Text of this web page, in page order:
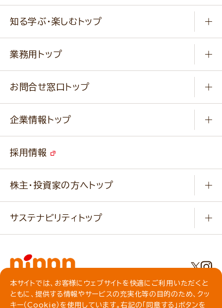
健康食品・他
新商品・リニューアル商品
通販サイト一覧
作り方動画
みなさまのレシピはこちら
知る学ぶ・楽しむトップ
ふっくらパンをつくりましょう
キャンペーン
業務用トップ
ニップンの アマニ 業務用サイト
ベジカフェブランドサイト
お問合せ窓口トップ
改善事例
業務用商品のお問合せ
企業情報トップ
事業紹介
経営理念・経営方針・行動規範・行動指針
ニップンの歴史
事業場・工場一覧
採用情報
株主・投資家の方へトップ
IR情報
IRライブラリ
株主総会・株式関連情報／社債・格付情報
サステナビリティトップ
基本方針
社会
プライバシーポリシー
クッキーポリシー
本サイトでは、お客様にウェブサイトを快適にご利用いただくと
ともに、提供する情報やサービスの充実化等の目的のため、クッ
キー（Cookie）を使用しています。右記の「同意する」ボタンを